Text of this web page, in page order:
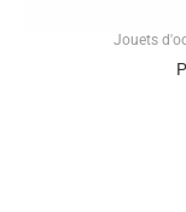
Jouets